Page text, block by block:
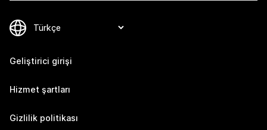
Geliştirici girişi
Hizmet şartları
Gizlilik politikası